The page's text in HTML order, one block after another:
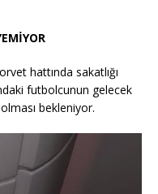
hattında sakatlığı
futbolcunun gelecek
bekleniyor.